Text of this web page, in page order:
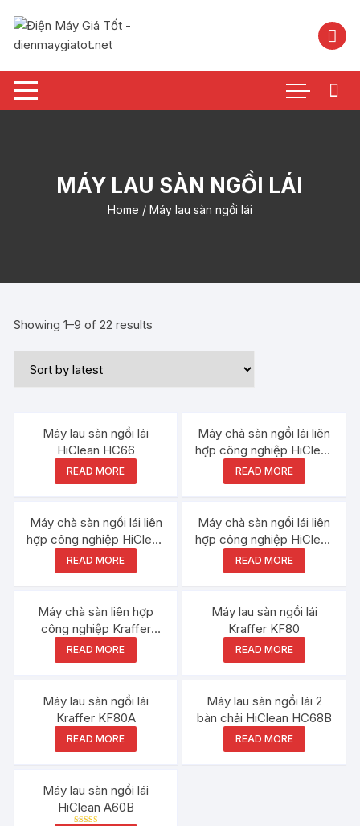
nội
MÁY LAU SÀN NGỒI LÁI
Home / Máy lau sàn ngồi lái
Showing 1–9 of 22 results
Máy lau sàn ngồi lái
HiClean HC66
READ MORE
Máy chà sàn ngồi lái liên
hợp công nghiệp HiClean
A860
READ MORE
Máy chà sàn ngồi lái liên
hợp công nghiệp HiClean
A600
READ MORE
Máy chà sàn ngồi lái liên
hợp công nghiệp HiClean
A660
READ MORE
Máy chà sàn liên hợp
công nghiệp Kraffer
KF150
READ MORE
Máy lau sàn ngồi lái
Kraffer KF80
READ MORE
Máy lau sàn ngồi lái
Kraffer KF80A
READ MORE
Máy lau sàn ngồi lái 2
bàn chải HiClean HC68B
READ MORE
Máy lau sàn ngồi lái
HiClean A60B